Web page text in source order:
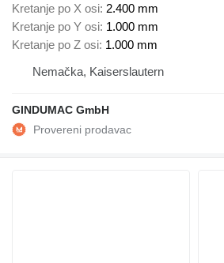
Kretanje po X osi 2.400 mm
Kretanje po Y osi 1.000 mm
Kretanje po Z osi 1.000 mm
Nemačka, Kaiserslautern
GINDUMAC GmbH